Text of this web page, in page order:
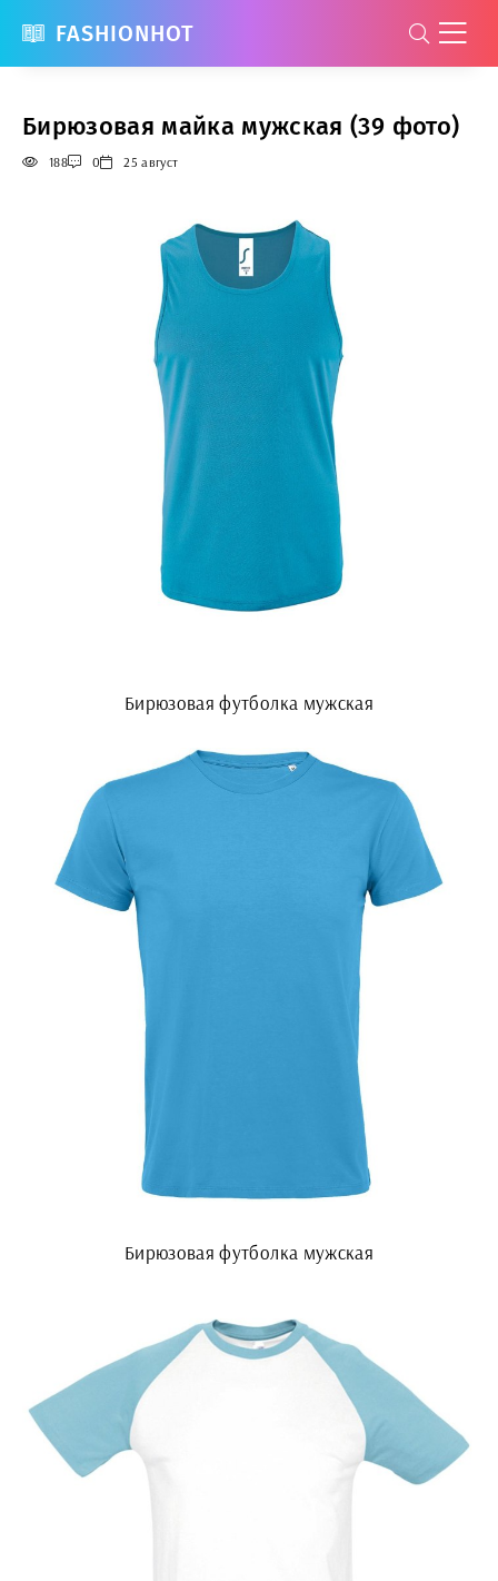
FASHIONHOT
Бирюзовая майка мужская (39 фото)
188 0 25 август
Бирюзовая футболка мужская
Бирюзовая футболка мужская